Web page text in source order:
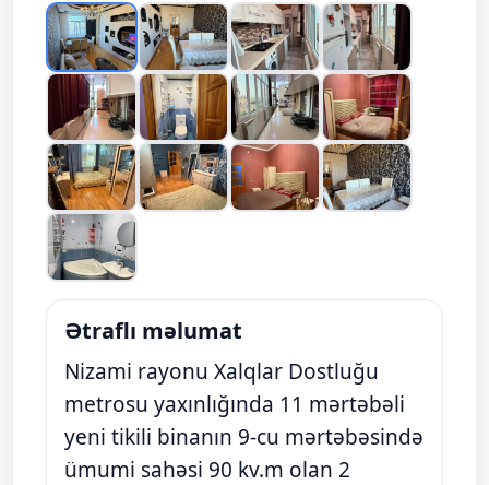
Ətraflı məlumat
Nizami rayonu Xalqlar Dostluğu
metrosu yaxınlığında 11 mərtəbəli
yeni tikili binanın 9-cu mərtəbəsində
ümumi sahəsi 90 kv.m olan 2